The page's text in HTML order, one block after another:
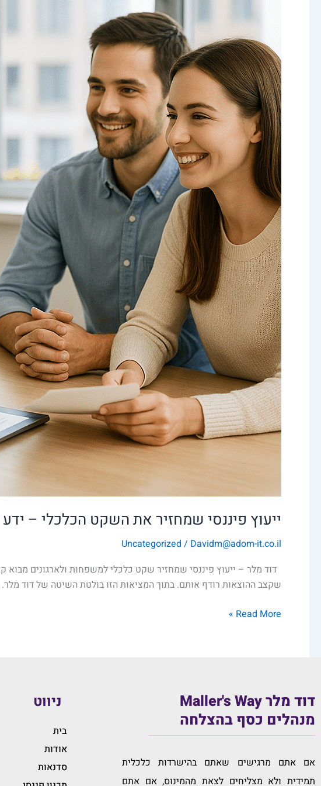
ייעוץ פיננסי שמחזיר את השקט הכלכלי –
Uncategorized / Davidm@adom-it.co.il
דוד מלר – ייעוץ פיננסי שמחזיר שקט כלכלי למשפחות ולארגונים
שקצב ההוצאות רודף אותם. בתוך המציאות הזו בולטת השיטה של דוד
Read More »
דוד מלר Maller's Way
מנהלים כסף בהצלחה
אם אתם מרגישים שאתם בהישרדות כלכלית
תמידית ולא מצליחים לצאת מהמינוס, אם אתם
ניווט
בית
אודות
סדנאות